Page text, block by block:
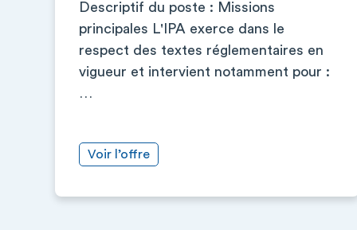
Descriptif du poste : Missions
principales L'IPA exerce dans le
respect des textes réglementaires en
vigueur et intervient notamment pour :
…
Voir l’offre